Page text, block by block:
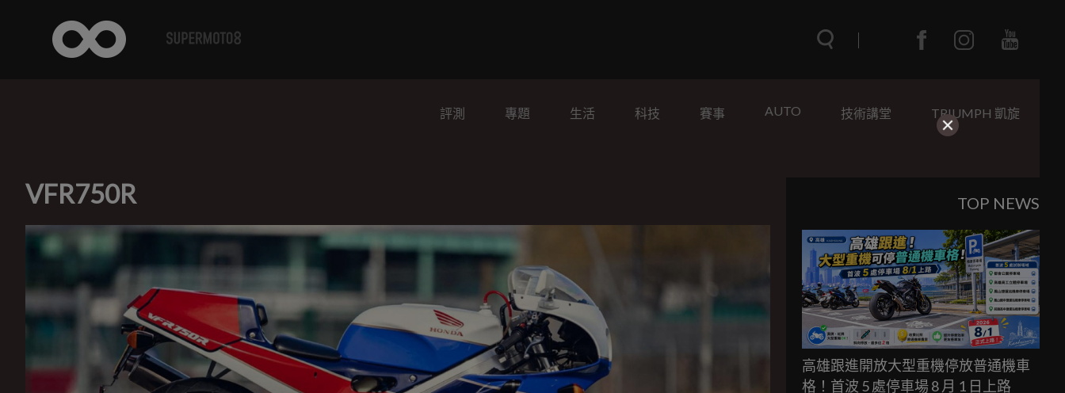
評測 專題 生活 科技 賽事 AUTO 技術講堂 TRIUMPH 凱旋
VFR750R TOP NEWS
高雄跟進開放大型重機停放普通機車
格！首波 5 處停車場 8 月 1 日上路